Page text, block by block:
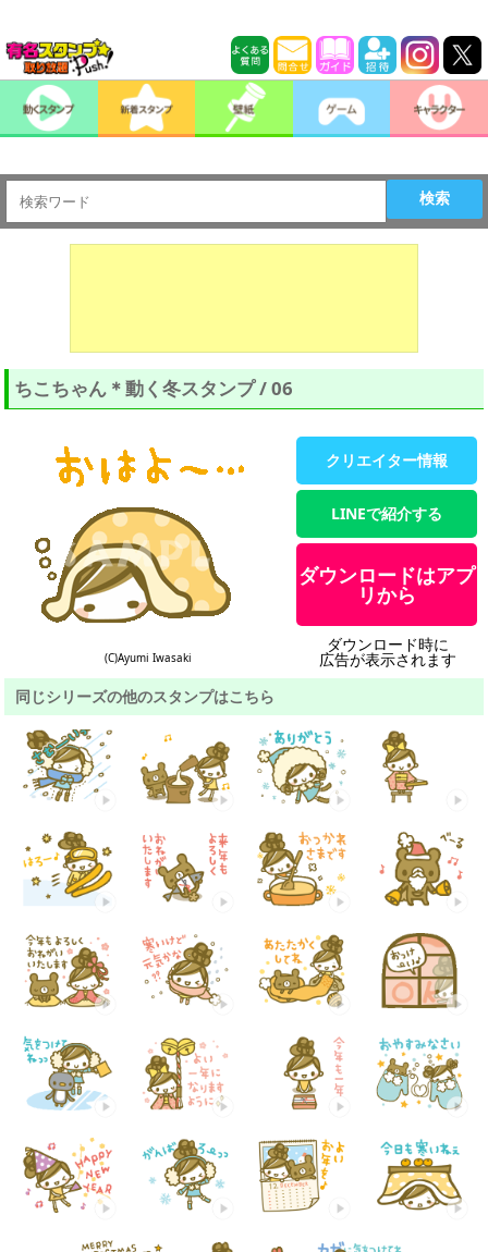
検索
ちこちゃん＊動く冬スタンプ / 06
(C)Ayumi Iwasaki
クリエイター情報
LINEで紹介する
ダウンロードはアプ
リから
ダウンロード時に
広告が表示されます
同じシリーズの他のスタンプはこちら